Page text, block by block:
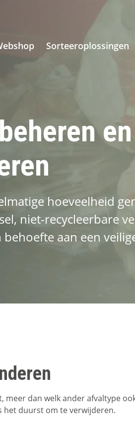
Sorteeroplossingen
en
hoeveelheid
niet-recycleerbare
aan een
meer dan welk ander afvaltype
het duurst om te verwijderen.